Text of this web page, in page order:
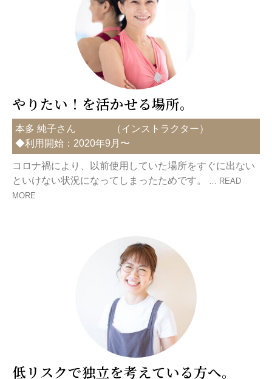
やりたい！を活かせる場所。
本多 純子さん （インストラクター）
◆利用開始：2020年9月〜
コロナ禍により、以前使用していた場所をすぐに出ない
といけない状況になってしまったためです。
… READ
MORE
低リスクで独立を考えている方へ。